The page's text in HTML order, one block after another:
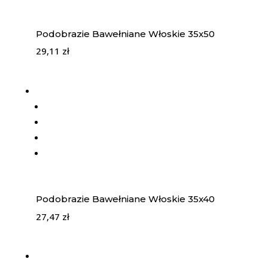
Podobrazie Bawełniane Włoskie 35x50
29,11 zł
Podobrazie Bawełniane Włoskie 35x40
27,47 zł